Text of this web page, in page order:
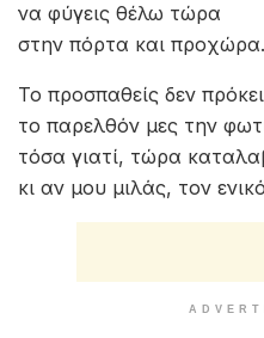
να φύγεις θέλω τώρα
στην πόρτα και προχώρα.
Το προσπαθείς δεν
το παρελθόν μες την
τόσα γιατί, τώρα
κι αν μου μιλάς, τον